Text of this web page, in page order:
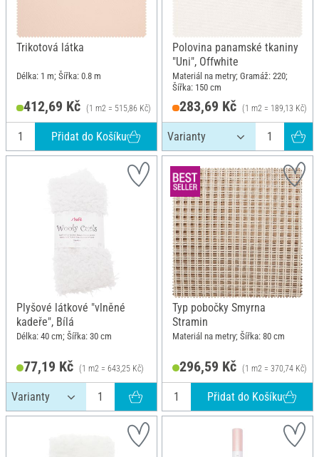
Trikotová látka
Délka: 1 m; Šířka: 0.8 m
412,69 Kč (1 m2 = 515,86 Kč)
Přidat do Košíku
Polovina panamské tkaniny
"Uni", Offwhite
Materiál na metry; Gramáž: 220;
Šířka: 150 cm
283,69 Kč (1 m2 = 189,13 Kč)
Plyšové látkové "vlněné
kadeře", Bílá
Délka: 40 cm; Šířka: 30 cm
77,19 Kč (1 m2 = 643,25 Kč)
Typ pobočky Smyrna
Stramin
Materiál na metry; Šířka: 80 cm
296,59 Kč (1 m2 = 370,74 Kč)
Přidat do Košíku